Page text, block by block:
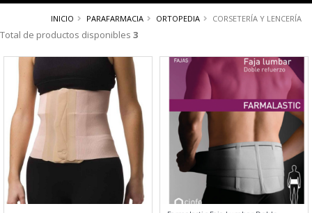
INICIO PARAFARMACIA ORTOPEDIA CORSETERÍA Y LENCERÍA
Total de productos disponibles 3